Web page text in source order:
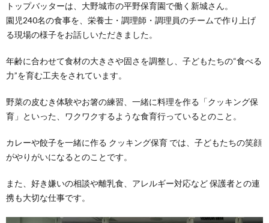
トップバッターは、大野城市の平野保育園で働く新城さん。
園児240名の食事を、栄養士・調理師・調理員のチームで作り上げ
る現場の様子をお話しいただきました。
年齢に合わせて食材の大きさや固さを調整し、子どもたちの“食べる
力”を育む工夫をされています。
野菜の皮むき体験やお箸の練習、一緒に料理を作る「クッキング保
育」といった、ワクワクするような食育行っているとのこと。
カレーや餃子を一緒に作る クッキング保育 では、子どもたちの笑顔
がやりがいになるとのことです。
また、好き嫌いの相談や離乳食、アレルギー対応など 保護者との連
携も大切な仕事です。